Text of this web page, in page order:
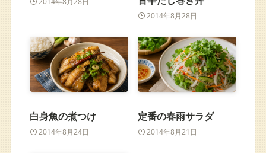
2014年8月28日
白身魚の煮つけ
2014年8月24日
定番の春雨サラダ
2014年8月21日